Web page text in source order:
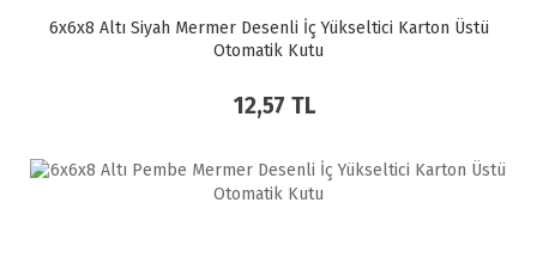
6x6x8 Altı Siyah Mermer Desenli İç Yükseltici Karton Üstü
Otomatik Kutu
12,57 TL